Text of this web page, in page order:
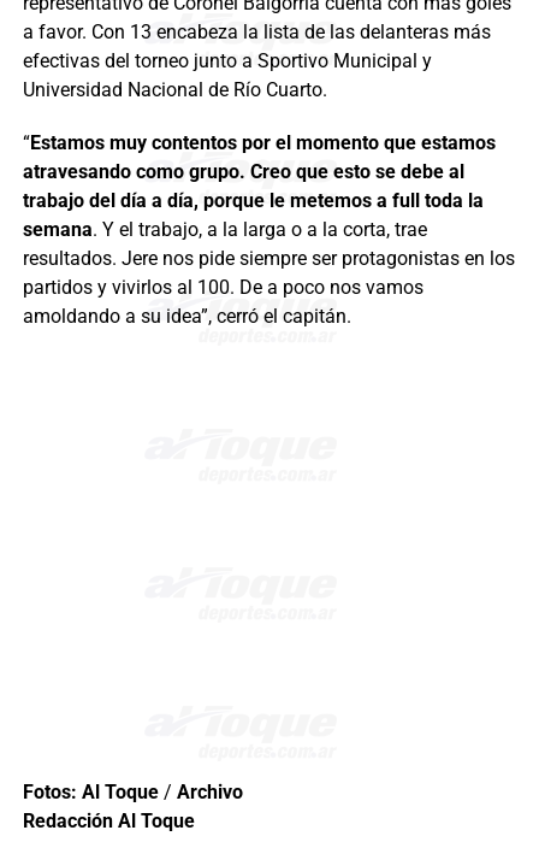
a favor. Con 13 encabeza la lista de las delanteras más
efectivas del torneo junto a Sportivo Municipal y
Universidad Nacional de Río Cuarto.
“Estamos muy contentos por el momento que estamos
atravesando como grupo. Creo que esto se debe al
trabajo del día a día, porque le metemos a full toda la
semana. Y el trabajo, a la larga o a la corta, trae
resultados. Jere nos pide siempre ser protagonistas en los
partidos y vivirlos al 100. De a poco nos vamos
amoldando a su idea”, cerró el capitán.
Fotos: Al Toque/ Archivo
Redacción Al Toque